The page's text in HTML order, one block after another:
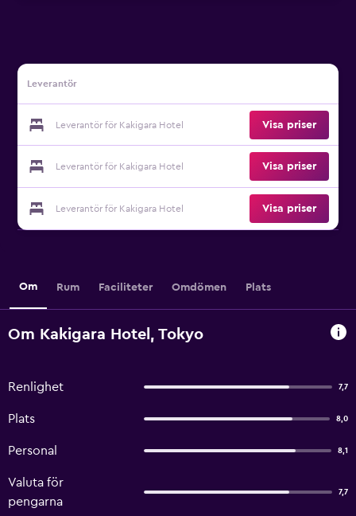
Leverantör
Leverantör för Kakigara Hotel Visa priser
Leverantör för Kakigara Hotel Visa priser
Leverantör för Kakigara Hotel Visa priser
Om Rum Faciliteter Omdömen Plats
Om Kakigara Hotel, Tokyo
Renlighet 7,7
Plats 8,0
Personal 8,1
Valuta för
pengarna
7,7